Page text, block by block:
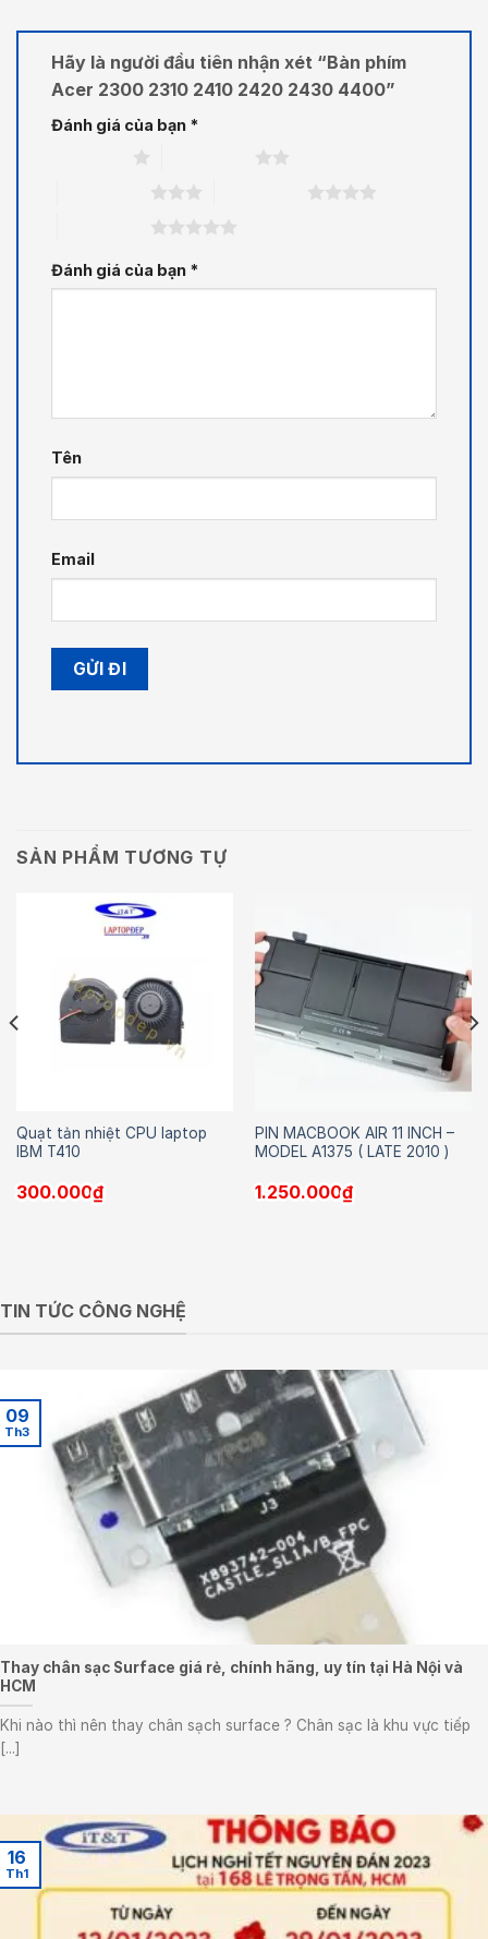
Hãy là người đầu tiên nhận xét “Bàn phím
Acer 2300 2310 2410 2420 2430 4400”
Đánh giá của bạn *
Đánh giá của bạn *
Tên
Email
SẢN PHẨM TƯƠNG TỰ
Quạt tản nhiệt CPU laptop
IBM T410
300.000₫
PIN MACBOOK AIR 11 INCH –
MODEL A1375 ( LATE 2010 )
1.250.000₫
TIN TỨC CÔNG NGHỆ
Thay chân sạc Surface giá rẻ, chính hãng, uy tín tại Hà Nội và
HCM
Khi nào thì nên thay chân sạch surface ? Chân sạc là khu vực tiếp
[...]
09
Th3
16
Th1